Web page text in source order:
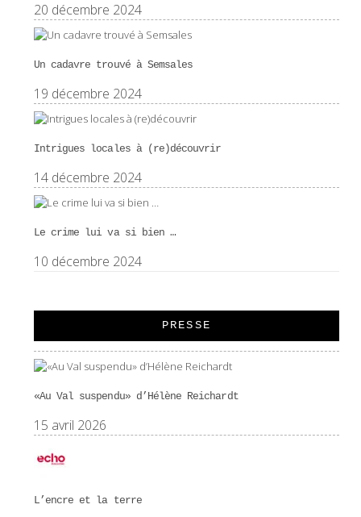
20 décembre 2024
Un cadavre trouvé à Semsales
19 décembre 2024
Intrigues locales à (re)découvrir
14 décembre 2024
Le crime lui va si bien …
10 décembre 2024
PRESSE
«Au Val suspendu» d’Hélène Reichardt
15 avril 2026
L’encre et la terre